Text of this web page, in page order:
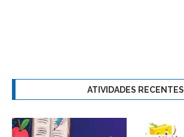
ATIVIDADES RECENTES